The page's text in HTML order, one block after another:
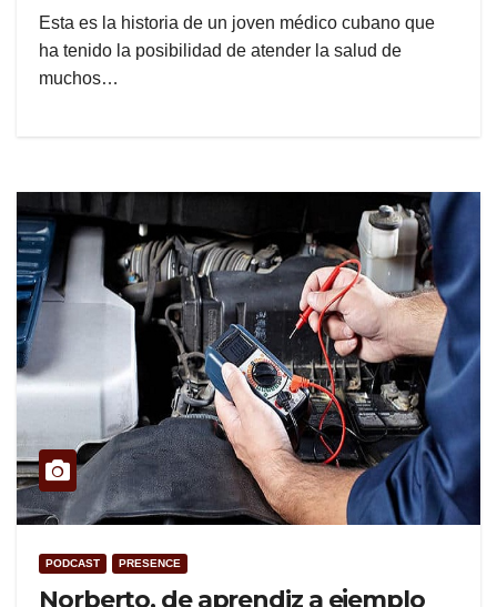
Esta es la historia de un joven médico cubano que
ha tenido la posibilidad de atender la salud de
muchos…
PODCAST PRESENCE
Norberto, de aprendiz a ejemplo